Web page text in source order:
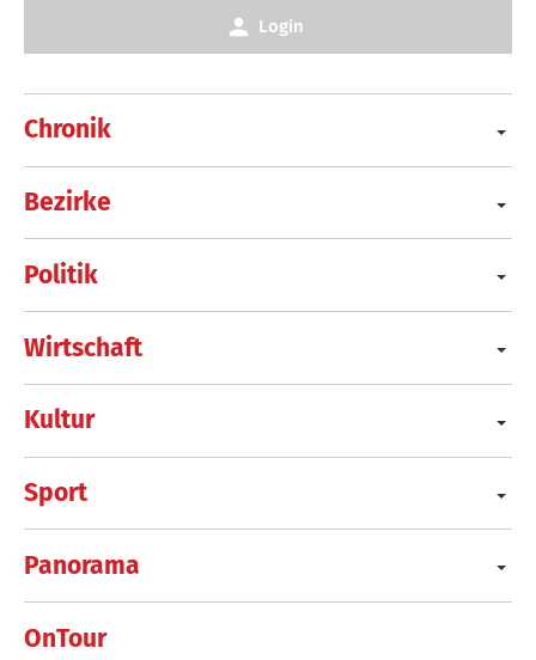
Chronik
Bezirke
Politik
Wirtschaft
Kultur
Sport
Panorama
OnTour
Login